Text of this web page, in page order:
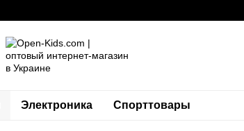
Электроника Спорттовары